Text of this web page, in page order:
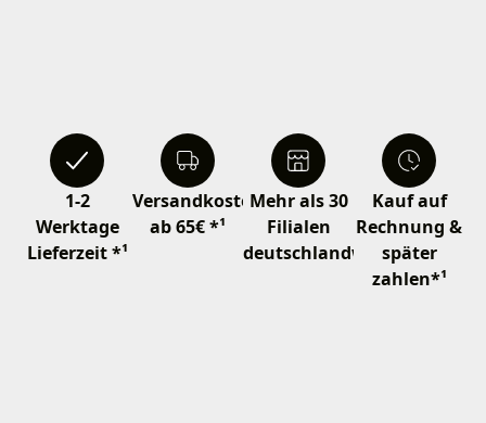
1-2
Werktage
Lieferzeit *¹
Versandkostenfrei
ab 65€ *¹
Mehr als 30
Filialen
deutschlandweit
Kauf auf
Rechnung &
später
zahlen*¹